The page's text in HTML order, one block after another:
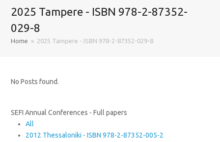
2025 Tampere - ISBN 978-2-87352-
029-8
Home » 2025 Tampere - ISBN 978-2-87352-029-8
No Posts found.
SEFI Annual Conferences - Full papers
All
2012 Thessaloniki - ISBN 978-2-87352-005-2